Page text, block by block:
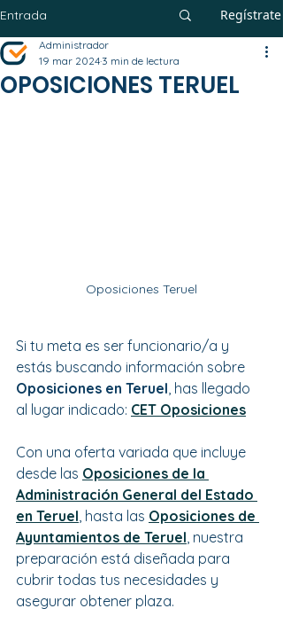
Entrada Regístrate
OPOSICIONES TERUEL
Administrador
19 mar 2024 3 min de lectura
Oposiciones Teruel
Si tu meta es ser funcionario/a y
estás buscando información sobre
Oposiciones en Teruel , has llegado
al lugar indicado: CET Oposiciones
Con una oferta variada que incluye
desde las Oposiciones de la
Administración General del Estado
en Teruel , hasta las Oposiciones de
Ayuntamientos de Teruel , nuestra
preparación está diseñada para
cubrir todas tus necesidades y
asegurar obtener plaza.